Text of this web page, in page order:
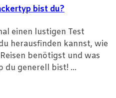
bist du?
einen lustigen Test
herausfinden kannst, wie
benötigst und was
du generell bist! ...